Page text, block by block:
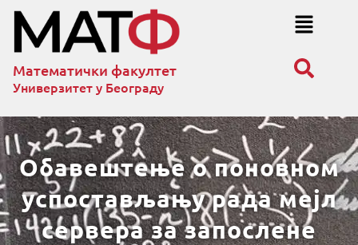
Математички факултет
Универзитет у Београду
Обавештење о поновном
успостављању рада мејл
сервера за запослене